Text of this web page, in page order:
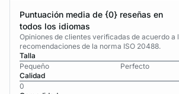
Puntuación media de {0} reseñas en
todos los idiomas
Opiniones de clientes verificadas de acuerdo a
recomendaciones de la norma ISO 20488.
Talla
Pequeño
Perfecto
Calidad
0